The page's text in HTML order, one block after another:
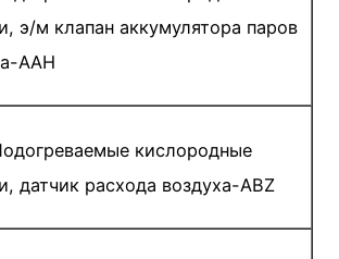
э/м клапан аккумулятора паров
AAH
кислородные
датчик расхода воздуха-ABZ